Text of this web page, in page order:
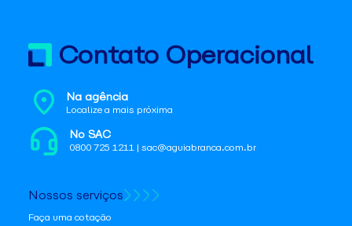
Contato Operacional
Na agência
Localize a mais próxima
No SAC
0800 725 1211 | sac@aguiabranca.com.br
Nossos serviços
Faça uma cotação